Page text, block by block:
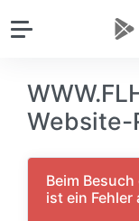
Website-
Beim
ist ein